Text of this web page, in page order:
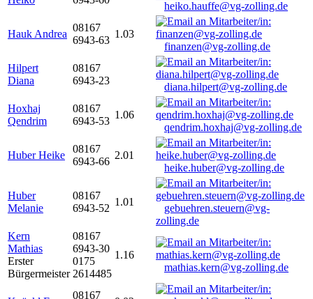
heiko.hauffe@vg-zolling.de
Hauk Andrea
08167
6943-63
1.03
finanzen@vg-zolling.de
Hilpert
Diana
08167
6943-23
diana.hilpert@vg-zolling.de
Hoxhaj
Qendrim
08167
6943-53
1.06
qendrim.hoxhaj@vg-zolling.de
Huber Heike
08167
6943-66
2.01
heike.huber@vg-zolling.de
Huber
Melanie
08167
6943-52
1.01
gebuehren.steuern@vg-
zolling.de
Kern
Mathias
Erster
Bürgermeister
08167
6943-30
0175
2614485
1.16
mathias.kern@vg-zolling.de
08167